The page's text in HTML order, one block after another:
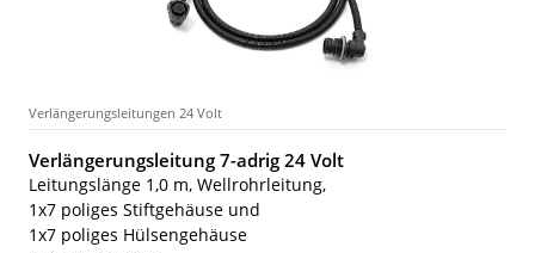
Verlängerungsleitungen 24 Volt
Verlängerungsleitung 7-adrig 24 Volt
Leitungslänge 1,0 m, Wellrohrleitung,
1x7 poliges Stiftgehäuse und
1x7 poliges Hülsengehäuse